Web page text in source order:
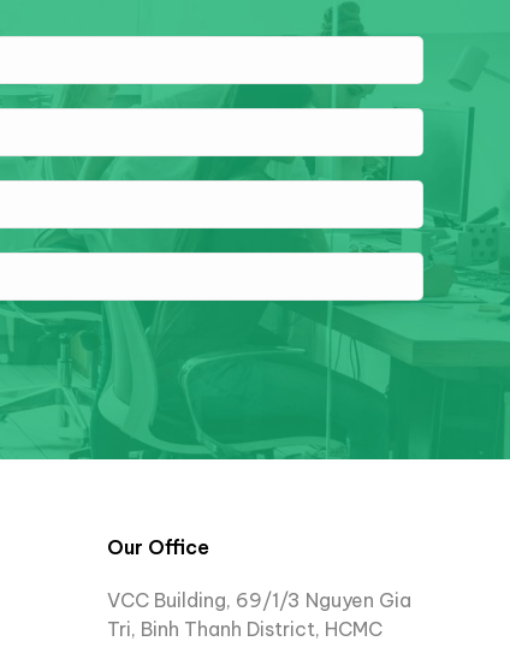
Our Office
VCC Building, 69/1/3 Nguyen Gia
Tri, Binh Thanh District, HCMC